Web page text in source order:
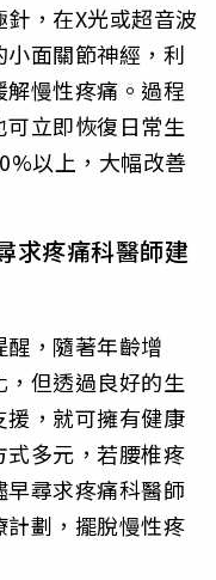
，在X光或超音波
面關節神經，利
慢性疼痛。過程
立即恢復日常生
以上，大幅改善
疼痛科醫師建
，隨著年齡增
但透過良好的生
，就可擁有健康
式多元，若腰椎疼
尋求疼痛科醫師
劃，擺脫慢性疼